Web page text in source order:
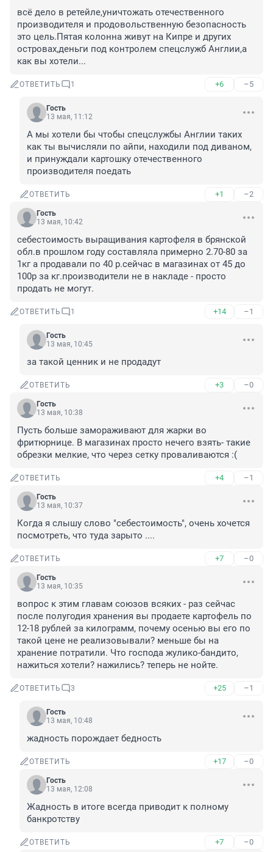
всё дело в ретейле,уничтожать отечественного
производителя и продовольственную безопасность
это цель.Пятая колонна живут на Кипре и других
островах,деньги под контролем спецслужб Англии,а
как вы хотели...
ОТВЕТИТЬ 1 +6 –5
Гость
13 мая, 11:12
А мы хотели бы чтобы спецслужбы Англии таких
как ты вычисляли по айпи, находили под диваном,
и принуждали картошку отечественного
производителя поедать
ОТВЕТИТЬ +1 –2
Гость
13 мая, 10:42
себестоимость выращивания картофеля в брянской
обл.в прошлом году составляла примерно 2.70-80 за
1кг а продавали по 40 р.сейчас в магазинах от 45 до
100р за кг.производители не в накладе - просто
продать не могут.
ОТВЕТИТЬ 1 +14 –1
Гость
13 мая, 10:45
за такой ценник и не продадут
ОТВЕТИТЬ +3 –0
Гость
13 мая, 10:38
Пусть больше замораживают для жарки во
фритюрнице. В магазинах просто нечего взять- такие
обрезки мелкие, что через сетку проваливаются :(
ОТВЕТИТЬ +4 –1
Гость
13 мая, 10:37
Когда я слышу слово "себестоимость", очень хочется
посмотреть, что туда зарыто ....
ОТВЕТИТЬ +7 –0
Гость
13 мая, 10:35
вопрос к этим главам союзов всяких - раз сейчас
после полугодия хранения вы продаете картофель по
12-18 рублей за килограмм, почему осенью вы его по
такой цене не реализовывали? меньше бы на
хранение потратили. Что господа жулико-бандито,
нажиться хотели? нажились? теперь не нойте.
ОТВЕТИТЬ 3 +25 –1
Гость
13 мая, 10:48
жадность порождает бедность
ОТВЕТИТЬ +17 –0
Гость
13 мая, 12:08
Жадность в итоге всегда приводит к полному
банкротству
ОТВЕТИТЬ +7 –0